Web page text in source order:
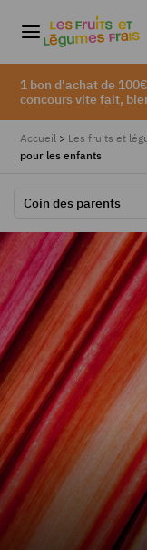
1 bon d'achat de
concours vite fait,
Accueil > Les fruits et
pour les enfants
Coin des parents